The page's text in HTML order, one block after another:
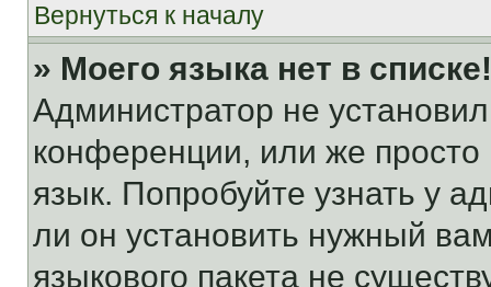
Вернуться к началу
» Моего языка нет в списке!
Администратор не
конференции, или же
язык. Попробуйте узнать у
ли он установить нужный
языкового пакета не